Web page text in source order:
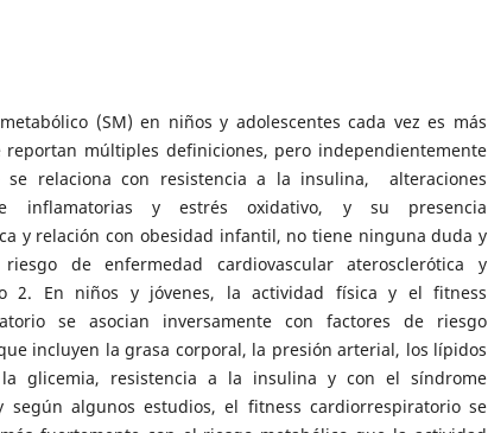
(SM) en niños y adolescentes cada vez es más
reportan múltiples definiciones, pero independientemente
se relaciona con resistencia a la insulina, alteraciones
e inflamatorias y estrés oxidativo, y su presencia
y relación con obesidad infantil, no tiene ninguna duda y
de enfermedad cardiovascular aterosclerótica y
2. En niños y jóvenes, la actividad física y el fitness
se asocian inversamente con factores de riesgo
incluyen la grasa corporal, la presión arterial, los lípidos
la glicemia, resistencia a la insulina y con el síndrome
según algunos estudios, el fitness cardiorrespiratorio se